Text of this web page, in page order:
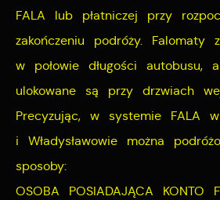
FALA lub płatniczej przy
zakończeniu podróży. Falomaty
w połowie długości autobusu,
ulokowane są przy drzwiach
Precyzując, w systemie FALA
i Władysławowie można
sposoby:
OSOBA POSIADAJĄCA KONTO